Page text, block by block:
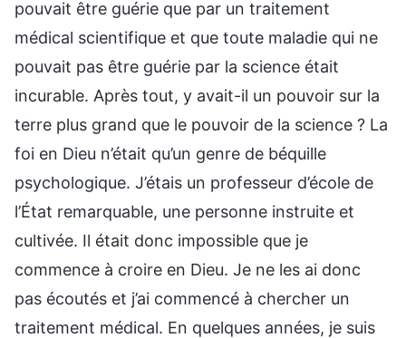
pouvait être guérie que par un traitement
médical scientifique et que toute maladie qui ne
pouvait pas être guérie par la science était
incurable. Après tout, y avait-il un pouvoir sur la
terre plus grand que le pouvoir de la science ? La
foi en Dieu n’était qu’un genre de béquille
psychologique. J’étais un professeur d’école de
l’État remarquable, une personne instruite et
cultivée. Il était donc impossible que je
commence à croire en Dieu. Je ne les ai donc
pas écoutés et j’ai commencé à chercher un
traitement médical. En quelques années, je suis